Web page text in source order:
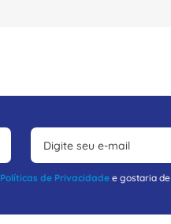
Políticas de Privacidade e gostaria